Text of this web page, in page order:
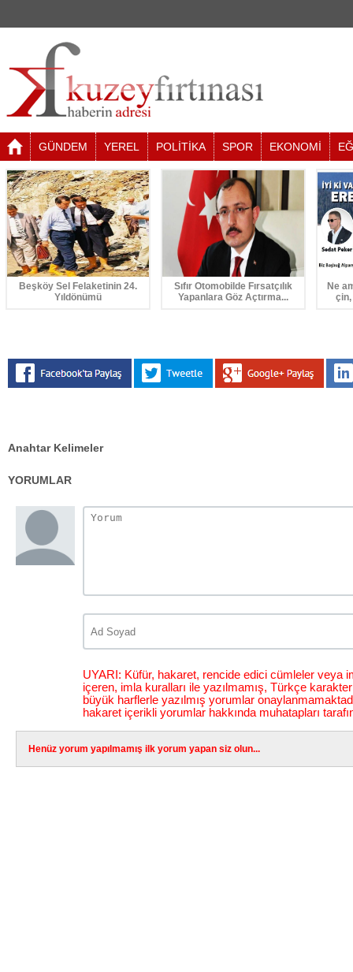
GÜNDEM YEREL POLİTİKA SPOR EKONOMİ
Beşköy Sel Felaketinin 24.
Yıldönümü
Sıfır Otomobilde Fırsatçılık
Yapanlara Göz Açtırma...
Ne
Anahtar Kelimeler
YORUMLAR
UYARI: Küfür, hakaret, rencide edici cümleler veya
içeren, imla kuralları ile yazılmamış, Türkçe
büyük harflerle yazılmış yorumlar
hakaret içerikli yorumlar hakkında muhatapları
Henüz yorum yapılmamış ilk yorum yapan siz olun...